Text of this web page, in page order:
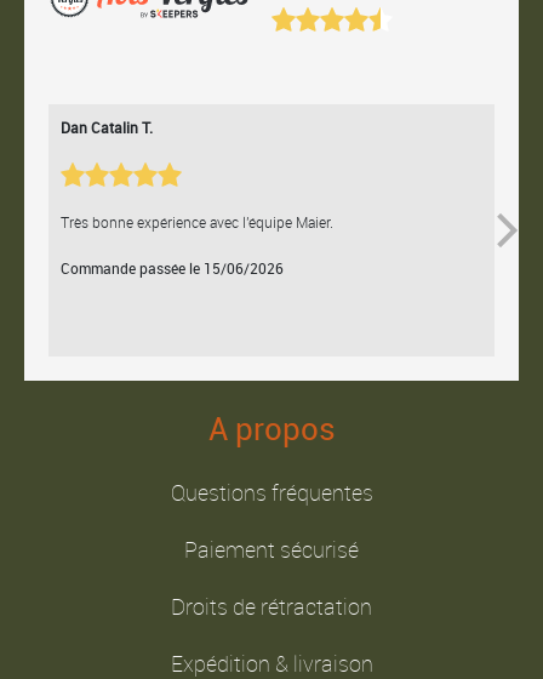
Dan Catalin T.
Très bonne expérience avec l'équipe Maier.
Commande passée le 15/06/2026
A propos
Questions fréquentes
Paiement sécurisé
Droits de rétractation
Expédition & livraison